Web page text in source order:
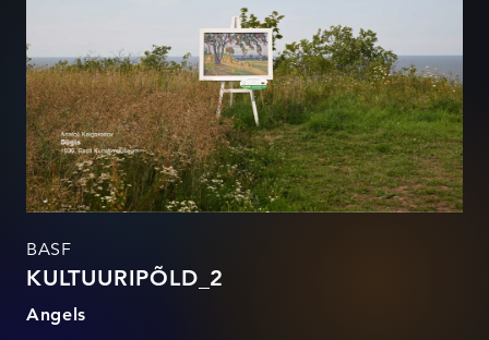
BASF
KULTUURIPÕLD_2
Angels